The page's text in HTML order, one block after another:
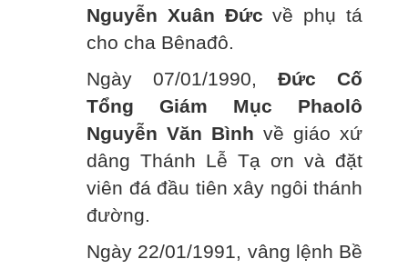
Nguyễn Xuân Đức về phụ tá
cho cha Bênađô.
Ngày 07/01/1990, Đức Cố
Tổng Giám Mục Phaolô
Nguyễn Văn Bình về giáo xứ
dâng Thánh Lễ Tạ ơn và đặt
viên đá đầu tiên xây ngôi thánh
đường.
Ngày 22/01/1991, vâng lệnh Bề